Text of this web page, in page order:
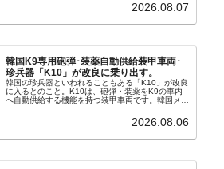
バンクにして不良債権の買い取りを行い、分割償還
2026.08.07
韓国K9専用砲弾･装薬自動供給装甲車両･
珍兵器「K10」が改良に乗り出す。
韓国の珍兵器といわれることもある「K10」が改良
に入るとのこと。K10は、砲弾・装薬をK9の車内
へ自動供給する機能を持つ装甲車両です。韓国メデ
から以下に一部を引きます。2005年に初めて...
2026.08.06